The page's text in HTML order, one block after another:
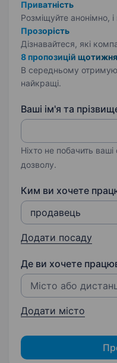
Приватність
Розміщуйте анонімно, і
Прозорість
Дізнавайтеся, які
8 пропозицій щотижня
В середньому
найкращі.
Ваші ім'я та
Ніхто не побачить
дозволу.
Ким ви хочете
Додати посаду
Де ви хочете
Додати місто